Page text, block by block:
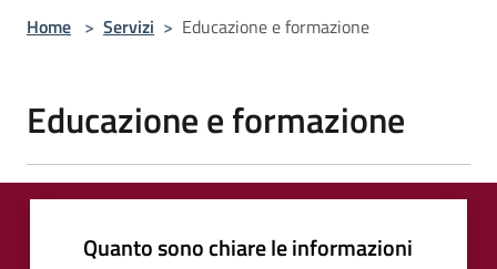
Home > Servizi > Educazione e formazione
Educazione e formazione
Quanto sono chiare le informazioni